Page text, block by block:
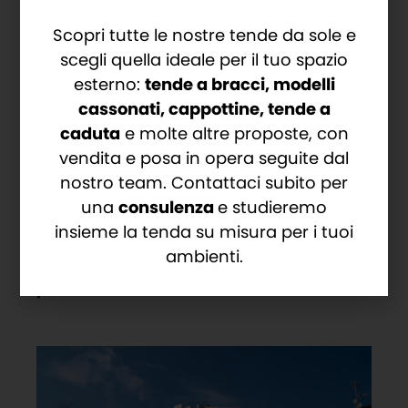
pratico;
Illuminazione integrata: l’illuminazione a
led lungo la struttura della pergola,
consente di creare un’ atmosfera
accogliente e piacevole durante le serate.
È il momento di abbracciare l’eleganza su
misura e la funzionalità avanzata. Contattaci
oggi stesso e scopri come la nostra Pergola
Bioclimatica Code puòtrasformare il tuo
spazio all’aperto in un’oasi di lusso
Scopri tutte le nostre tende da sole e
scegli quella ideale per il tuo spazio
esterno: tende a bracci, modelli
cassonati, cappottine, tende a
cadutae molte altre proposte, con
vendita e posa in opera seguite dal
nostro team. Contattaci subito per
una consulenzae studieremo
insieme la tenda su misura per i tuoi
ambienti.